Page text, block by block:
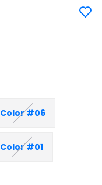
Color #06
Color #01